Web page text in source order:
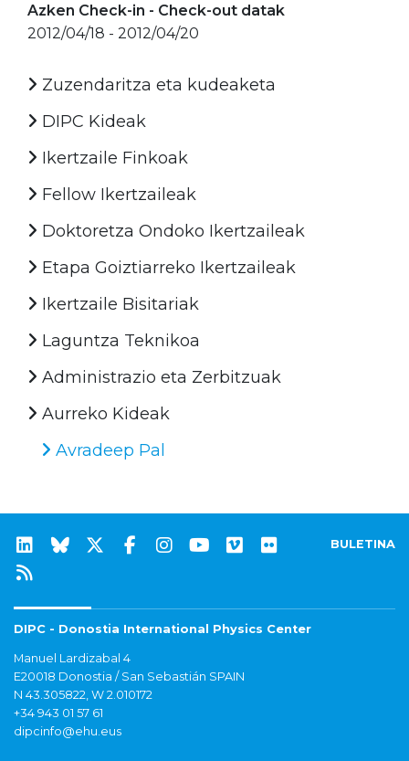
Azken Check-in - Check-out datak
2012/04/18 - 2012/04/20
Zuzendaritza eta kudeaketa
DIPC Kideak
Ikertzaile Finkoak
Fellow Ikertzaileak
Doktoretza Ondoko Ikertzaileak
Etapa Goiztiarreko Ikertzaileak
Ikertzaile Bisitariak
Laguntza Teknikoa
Administrazio eta Zerbitzuak
Aurreko Kideak
Avradeep Pal
BULETINA
DIPC - Donostia International Physics Center
Manuel Lardizabal 4
E20018 Donostia / San Sebastián SPAIN
N 43.305822, W 2.010172
+34 943 01 57 61
dipcinfo@ehu.eus